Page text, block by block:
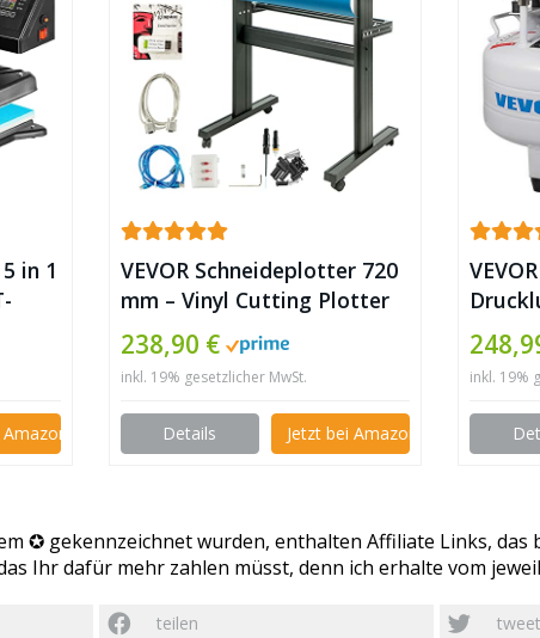
in 1
kaufen
VEVOR Schneideplotter 720
mm – Vinyl Cutting Plotter
28 Zoll mit der Software ✪
238,90 €
inkl. 19% gesetzlicher MwSt.
Details Jetzt bei Amazon kaufen
inkl. 19%
✪ gekennzeichnet wurden, enthalten Affiliate Links,
Ihr dafür mehr zahlen müsst, denn ich erhalte vom
teilen